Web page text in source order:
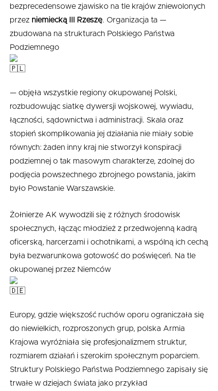
bezprecedensowe zjawisko na tle krajów zniewolonych
przez niemiecką III Rzeszę. Organizacja ta —
zbudowana na strukturach Polskiego Państwa
Podziemnego
— objęła wszystkie regiony okupowanej Polski,
rozbudowując siatkę dywersji wojskowej, wywiadu,
łączności, sądownictwa i administracji. Skala oraz
stopień skomplikowania jej działania nie miały sobie
równych: żaden inny kraj nie stworzył konspiracji
podziemnej o tak masowym charakterze, zdolnej do
podjęcia powszechnego zbrojnego powstania, jakim
było Powstanie Warszawskie.
Żołnierze AK wywodzili się z różnych środowisk
społecznych, łącząc młodzież z przedwojenną kadrą
oficerską, harcerzami i ochotnikami, a wspólną ich cechą
była bezwarunkowa gotowość do poświęceń. Na tle
okupowanej przez Niemców
Europy, gdzie większość ruchów oporu ograniczała się
do niewielkich, rozproszonych grup, polska Armia
Krajowa wyróżniała się profesjonalizmem struktur,
rozmiarem działań i szerokim społecznym poparciem.
Struktury Polskiego Państwa Podziemnego zapisały się
trwałe w dziejach świata jako przykład